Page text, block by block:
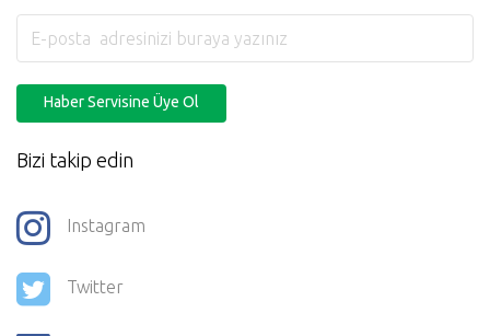
Haber Servisine Üye Ol
Bizi takip edin
Instagram
Twitter